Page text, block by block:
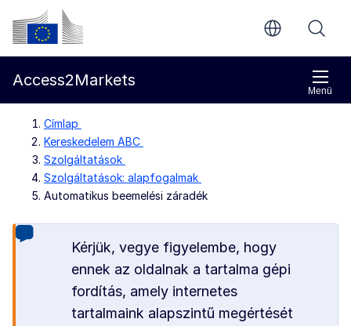
Ugrás a fő tartalomra
Európai Bizottság
Menü
Access2Markets
Címlap
Kereskedelem ABC
Szolgáltatások
Szolgáltatások: alapfogalmak
Automatikus beemelési záradék
Kérjük, vegye figyelembe, hogy
ennek az oldalnak a tartalma gépi
fordítás, amely internetes
tartalmaink alapszintű megértését